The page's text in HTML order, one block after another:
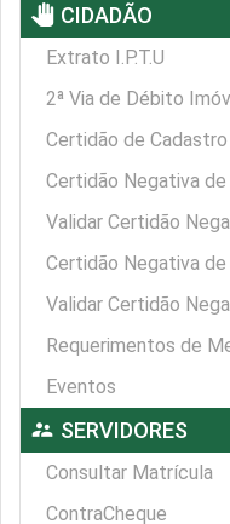
pan_tool CIDADÃO
Extrato I.P.T.U
2ª Via de Débito
Certidão de
Certidão Negativa
Validar Certidão
Certidão Negativa
Validar Certidão
Requerimentos de
Eventos
supervisor_account SERVIDORES
Consultar Matrícula
ContraCheque